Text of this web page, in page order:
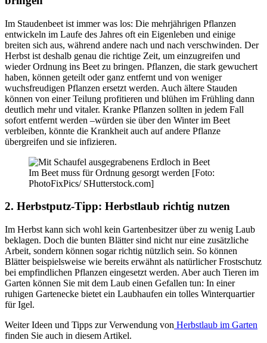
Im Staudenbeet ist immer was los: Die mehrjährigen Pflanzen
entwickeln im Laufe des Jahres oft ein Eigenleben und einige
breiten sich aus, während andere nach und nach verschwinden. Der
Herbst ist deshalb genau die richtige Zeit, um einzugreifen und
wieder Ordnung ins Beet zu bringen. Pflanzen, die stark gewuchert
haben, können geteilt oder ganz entfernt und von weniger
wuchsfreudigen Pflanzen ersetzt werden. Auch ältere Stauden
können von einer Teilung profitieren und blühen im Frühling dann
deutlich mehr und vitaler. Kranke Pflanzen sollten in jedem Fall
sofort entfernt werden –würden sie über den Winter im Beet
verbleiben, könnte die Krankheit auch auf andere Pflanze
übergreifen und sie infizieren.
Im Beet muss für Ordnung gesorgt werden [Foto:
PhotoFixPics/ SHutterstock.com]
2. Herbstputz-Tipp: Herbstlaub richtig nutzen
Im Herbst kann sich wohl kein Gartenbesitzer über zu wenig Laub
beklagen. Doch die bunten Blätter sind nicht nur eine zusätzliche
Arbeit, sondern können sogar richtig nützlich sein. So können
Blätter beispielsweise wie bereits erwähnt als natürlicher Frostschutz
bei empfindlichen Pflanzen eingesetzt werden. Aber auch Tieren im
Garten können Sie mit dem Laub einen Gefallen tun: In einer
ruhigen Gartenecke bietet ein Laubhaufen ein tolles Winterquartier
für Igel.
Weiter Ideen und Tipps zur Verwendung von Herbstlaub im Garten
finden Sie auch in diesem Artikel.